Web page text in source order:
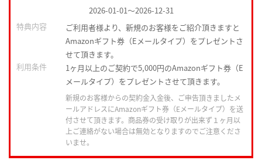
2026-01-01～2026-12-31
特典内容
ご利用者様より、新規のお客様をご紹介頂きますと
Amazonギフト券（Eメールタイプ）をプレゼントさ
せて頂きます。
利用条件
1ヶ月以上のご契約で5,000円のAmazonギフト券（E
メールタイプ）をプレゼントさせて頂きます。
新規のお客様からの契約金入金後、ご申告頂きましたメ
ールアドレスにAmazonギフト券（Eメールタイプ）を送
付させて頂きます。商品券の受け取りが出来ず１ヶ月以
上ご連絡がない場合は無効となりますのでご注意くださ
いませ。